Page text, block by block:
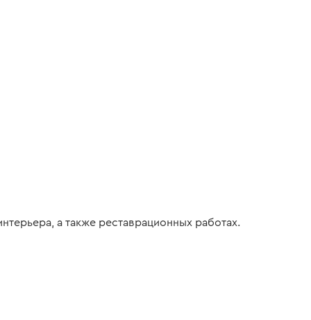
а также реставрационных работах.